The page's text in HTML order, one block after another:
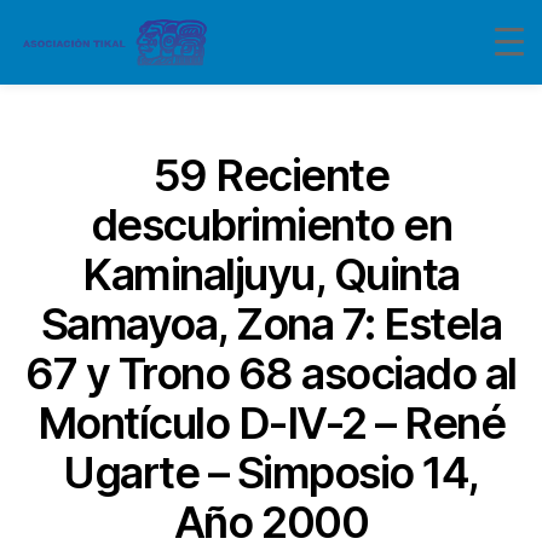
59 Reciente
descubrimiento en
Kaminaljuyu, Quinta
Samayoa, Zona 7: Estela
67 y Trono 68 asociado al
Montículo D-IV-2 – René
Ugarte – Simposio 14,
Año 2000